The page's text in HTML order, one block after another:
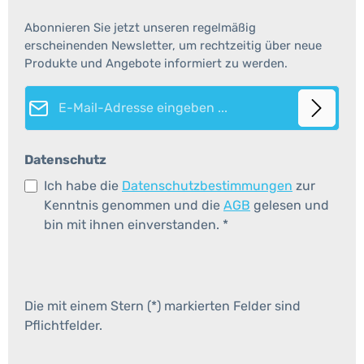
Abonnieren Sie jetzt unseren regelmäßig
erscheinenden Newsletter, um rechtzeitig über neue
Produkte und Angebote informiert zu werden.
E-Mail-Adresse*
Datenschutz
Ich habe die Datenschutzbestimmungen zur
Kenntnis genommen und die AGB gelesen und
bin mit ihnen einverstanden. *
Die mit einem Stern (*) markierten Felder sind
Pflichtfelder.